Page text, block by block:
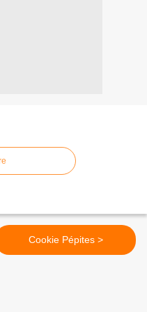
Cookie Pépites >